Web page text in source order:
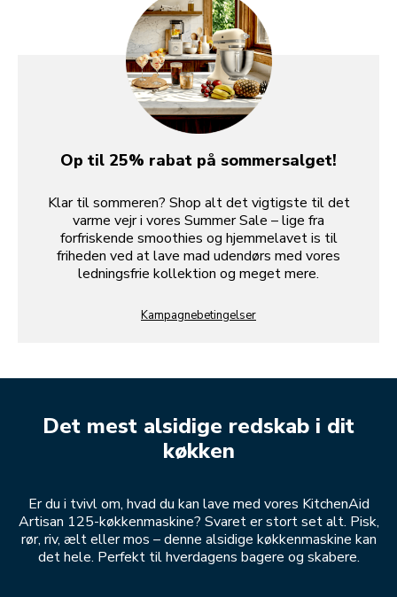
Op til 25% rabat på sommersalget!
Klar til sommeren? Shop alt det vigtigste til det
varme vejr i vores Summer Sale – lige fra
forfriskende smoothies og hjemmelavet is til
friheden ved at lave mad udendørs med vores
ledningsfrie kollektion og meget mere.
Kampagnebetingelser
Det mest alsidige redskab i dit
køkken
Er du i tvivl om, hvad du kan lave med vores KitchenAid
Artisan 125-køkkenmaskine? Svaret er stort set alt. Pisk,
rør, riv, ælt eller mos – denne alsidige køkkenmaskine kan
det hele. Perfekt til hverdagens bagere og skabere.